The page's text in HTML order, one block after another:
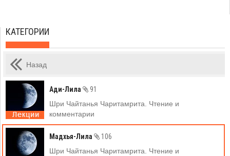
КАТЕГОРИИ
Назад
Ади-Лила
91
Шри Чайтанья Чаритамрита. Чтение и
комментарии
Мадхья-Лила
106
Шри Чайтанья Чаритамрита. Чтение и